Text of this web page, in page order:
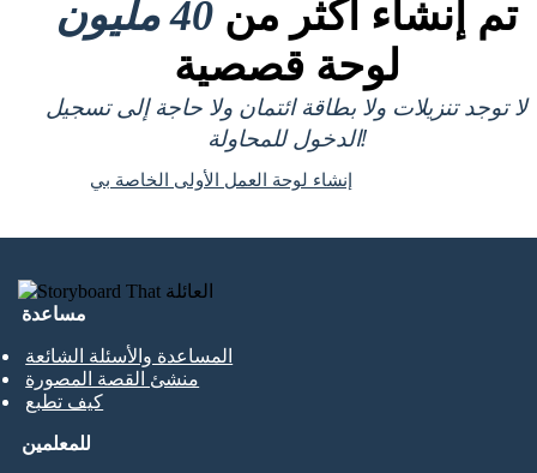
تم إنشاء أكثر من 40 مليون
لوحة قصصية
لا توجد تنزيلات ولا بطاقة ائتمان ولا حاجة إلى تسجيل
الدخول للمحاولة!
إنشاء لوحة العمل الأولى الخاصة بي
مساعدة
المساعدة والأسئلة الشائعة
منشئ القصة المصورة
كيف تطبع
للمعلمين